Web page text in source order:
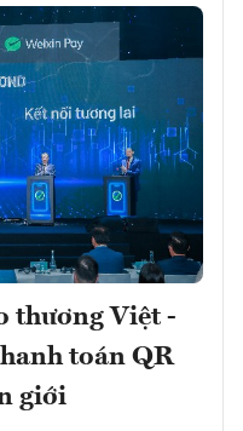
thương Việt -
toán QR
giới